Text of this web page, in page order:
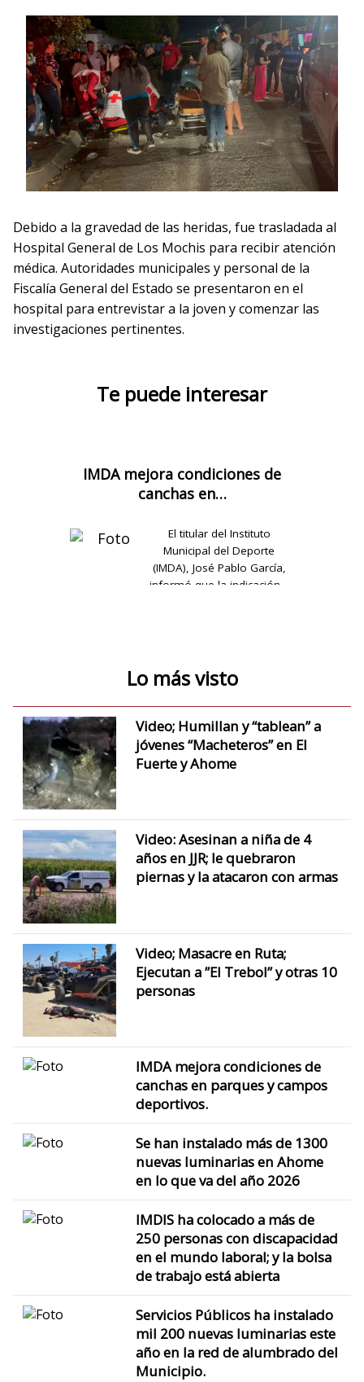
Debido a la gravedad de las heridas, fue trasladada al
Hospital General de Los Mochis para recibir atención
médica. Autoridades municipales y personal de la
Fiscalía General del Estado se presentaron en el
hospital para entrevistar a la joven y comenzar las
investigaciones pertinentes.
Te puede interesar
IMDA mejora condiciones de
canchas en…
El titular del Instituto
Municipal del Deporte
(IMDA), José Pablo García,
informó que la indicación…
Lo más visto
Video; Humillan y “tablean” a
jóvenes “Macheteros” en El
Fuerte y Ahome
Video: Asesinan a niña de 4
años en JJR; le quebraron
piernas y la atacaron con armas
Video; Masacre en Ruta;
Ejecutan a ”El Trebol” y otras 10
personas
IMDA mejora condiciones de
canchas en parques y campos
deportivos.
Se han instalado más de 1300
nuevas luminarias en Ahome
en lo que va del año 2026
IMDIS ha colocado a más de
250 personas con discapacidad
en el mundo laboral; y la bolsa
de trabajo está abierta
Servicios Públicos ha instalado
mil 200 nuevas luminarias este
año en la red de alumbrado del
Municipio.